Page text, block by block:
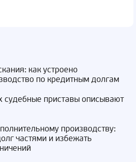
как устроено
по кредитным долгам
судебные приставы описывают
производству:
частями и избежать